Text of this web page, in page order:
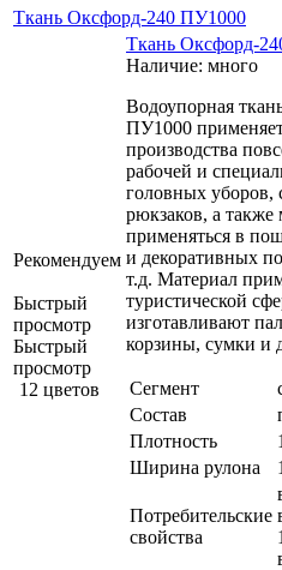
Ткань Оксфорд-240 ПУ1000
Рекомендуем
Быстрый
просмотр
Быстрый
просмотр
12 цветов
Ткань Оксфорд-
Наличие: много
Водоупорная
ПУ1000
производства
рабочей и
головных уборов,
рюкзаков, а также
применяться в
и декоративных
т.д. Материал
туристической
изготавливают
корзины, сумки и
Сегмент
Состав
Плотность
Ширина рулона
Потребительские
свойства